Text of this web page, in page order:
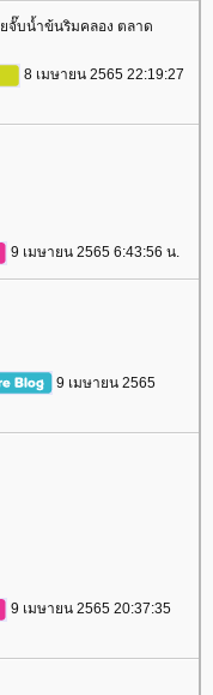
จั๊บน้ำข้นริมคลอง ตลาด
8 เมษายน 2565 22:19:27
9 เมษายน 2565 6:43:56 น.
9 เมษายน 2565
9 เมษายน 2565 20:37:35